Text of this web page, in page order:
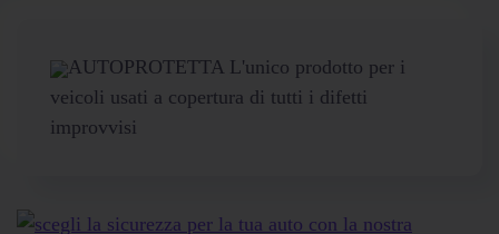
AUTOPROTETTA L'unico prodotto per i
veicoli usati a copertura di tutti i difetti
improvvisi